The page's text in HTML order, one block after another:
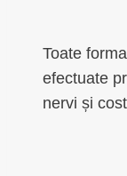
Toate
efectuate
nervi și